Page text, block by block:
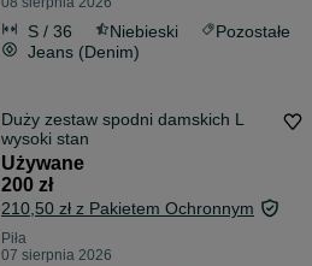
S / 36 Niebieski
Pozostałe
Jeans (Denim)
Duży zestaw spodni damskich L
wysoki stan
Używane
200 zł
210,50 zł z Pakietem Ochronnym
Piła
07 sierpnia 2026